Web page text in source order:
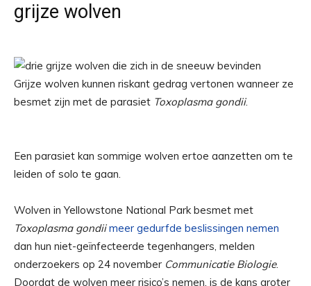
grijze wolven
Grijze wolven kunnen riskant gedrag vertonen wanneer ze
besmet zijn met de parasiet Toxoplasma gondii.
Een parasiet kan sommige wolven ertoe aanzetten om te
leiden of solo te gaan.
Wolven in Yellowstone National Park besmet met
Toxoplasma gondiimeer gedurfde beslissingen nemen
dan hun niet-geïnfecteerde tegenhangers, melden
onderzoekers op 24 november Communicatie Biologie.
Doordat de wolven meer risico’s nemen, is de kans groter